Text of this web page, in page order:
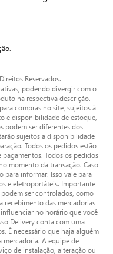
Reservados.
podendo divergir com o
na respectiva descrição.
compras no site, sujeitos à
e disponibilidade de estoque,
podem ser diferentes dos
sujeitos a disponibilidade
Todos os pedidos estão
Todos os pedidos
momento da transação. Caso
para informar. Isso vale para
e eletroportáteis. Importante
ser controlados, como
recebimento das mercadorias
no horário que você
Delivery conta com uma
É necessário que haja alguém
mercadoria. A equipe de
de instalação, alteração ou